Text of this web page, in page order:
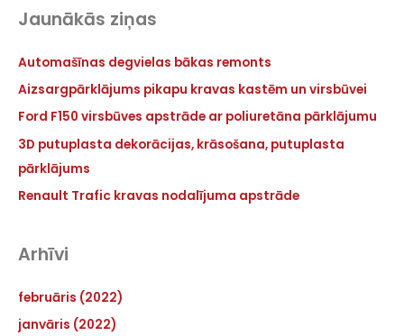
Jaunākās ziņas
Automašīnas degvielas bākas remonts
Aizsargpārklājums pikapu kravas kastēm un virsbūvei
Ford F150 virsbūves apstrāde ar poliuretāna pārklājumu
3D putuplasta dekorācijas, krāsošana, putuplasta
pārklājums
Renault Trafic kravas nodalījuma apstrāde
Arhīvi
februāris (2022)
janvāris (2022)